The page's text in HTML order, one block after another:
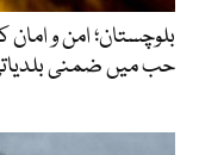
بلوچستان؛ امن و
حب میں ضمنی